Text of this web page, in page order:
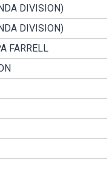
DIVISION)
DIVISION)
FARRELL